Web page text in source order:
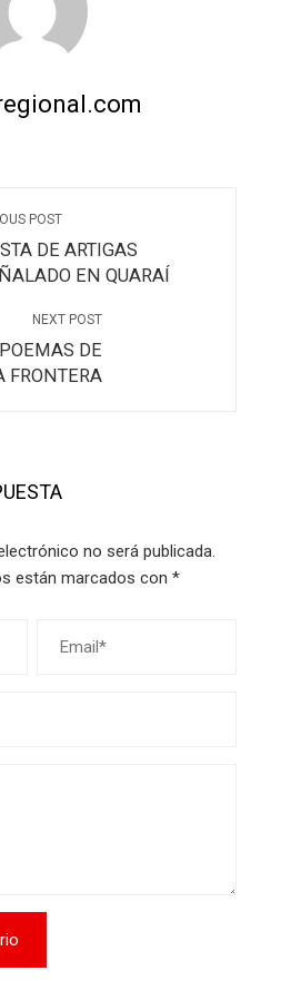
POST
DE ARTIGAS
EN QUARAÍ
NEXT POST
DE
FRONTERA
no será publicada.
están marcados con *